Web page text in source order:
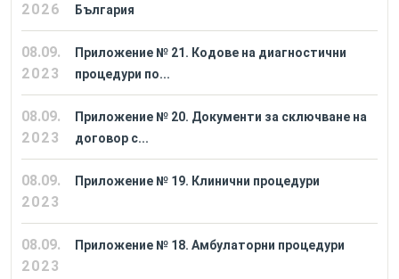
2026
България
08.09.
2023
Приложение № 21. Кодове на диагностични
процедури по...
08.09.
2023
Приложение № 20. Документи за сключване на
договор с...
08.09.
2023
Приложение № 19. Клинични процедури
08.09.
2023
Приложение № 18. Амбулаторни процедури